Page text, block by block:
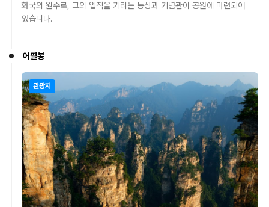
화국의 원수로, 그의 업적을 기리는 동상과 기념관이 공원에 마련되어
있습니다.
어필봉
관광지